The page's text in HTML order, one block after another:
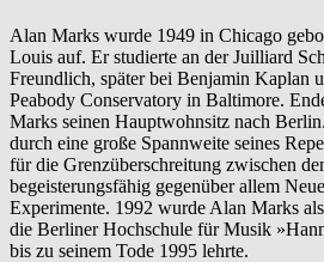
Alan Marks wurde 1949 in Chicago
Louis auf. Er studierte an der Juilliard
Freundlich, später bei Benjamin Kaplan
Peabody Conservatory in Baltimore.
Marks seinen Hauptwohnsitz nach
durch eine große Spannweite seines
für die Grenzüberschreitung zwischen
begeisterungsfähig gegenüber allem
Experimente. 1992 wurde Alan Marks
die Berliner Hochschule für Musik
bis zu seinem Tode 1995 lehrte.